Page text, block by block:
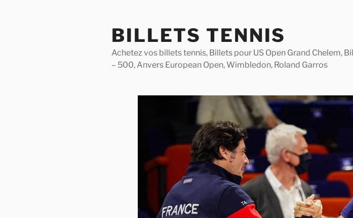
BILLETS TENNIS
Achetez vos billets tennis, Billets pour US Open Grand Chelem,
– 500, Anvers European Open, Wimbledon, Roland Garros